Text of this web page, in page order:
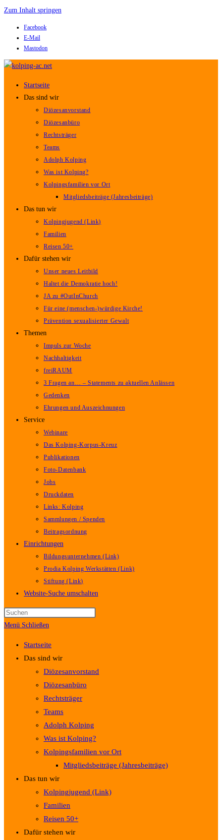
Zum Inhalt springen
Facebook
E-Mail
Mastodon
Startseite
Das sind wir
Diözesanvorstand
Diözesanbüro
Rechtsträger
Teams
Adolph Kolping
Was ist Kolping?
Kolpingsfamilien vor Ort
Mitgliedsbeiträge (Jahresbeiträge)
Das tun wir
Kolpingjugend (Link)
Familien
Reisen 50+
Dafür stehen wir
Unser neues Leitbild
Haltet die Demokratie hoch!
JA zu #OutInChurch
Für eine (menschen-)würdige Kirche!
Prävention sexualisierter Gewalt
Themen
Impuls zur Woche
Nachhaltigkeit
freiRAUM
3 Fragen an… – Statements zu aktuellen Anlässen
Gedenken
Ehrungen und Auszeichnungen
Service
Webinare
Das Kolping-Korpus-Kreuz
Publikationen
Foto-Datenbank
Jobs
Druckdaten
Links: Kolping
Sammlungen / Spenden
Beitragsordnung
Einrichtungen
Bildungsunternehmen (Link)
Prodia Kolping Werkstätten (Link)
Stiftung (Link)
Website-Suche umschalten
Menü Schließen
Startseite
Das sind wir
Diözesanvorstand
Diözesanbüro
Rechtsträger
Teams
Adolph Kolping
Was ist Kolping?
Kolpingsfamilien vor Ort
Mitgliedsbeiträge (Jahresbeiträge)
Das tun wir
Kolpingjugend (Link)
Familien
Reisen 50+
Dafür stehen wir